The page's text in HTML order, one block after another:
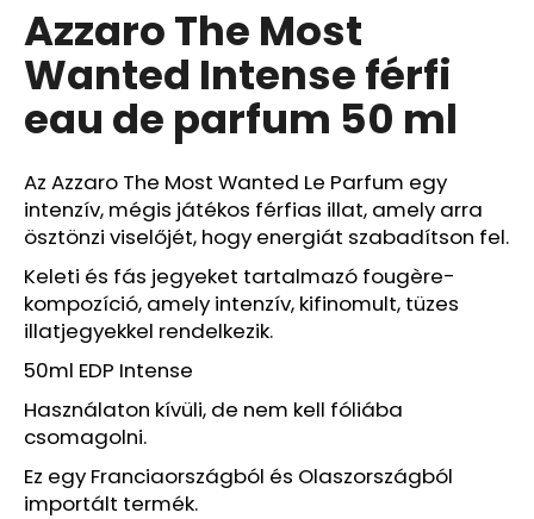
Azzaro The Most
Wanted Intense férfi
eau de parfum 50 ml
Az Azzaro The Most Wanted Le Parfum egy
intenzív, mégis játékos férfias illat, amely arra
ösztönzi viselőjét, hogy energiát szabadítson fel.
Keleti és fás jegyeket tartalmazó fougère-
kompozíció, amely intenzív, kifinomult, tüzes
illatjegyekkel rendelkezik.
50ml EDP Intense
Használaton kívüli, de nem kell fóliába
csomagolni.
Ez egy Franciaországból és Olaszországból
importált termék.
ASTRID
HYALURONIC
GOLD
FIATALÍTÓ
HIDROGÉL
SZEMKÖRNYÉKÁPOLÓ
TAPASZOK
03/26)
250
Ft
Korábbi:
1
260
Ft